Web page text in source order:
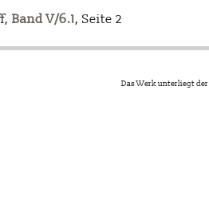
Band V/6.1, Seite 2
Das Werk unterliegt der